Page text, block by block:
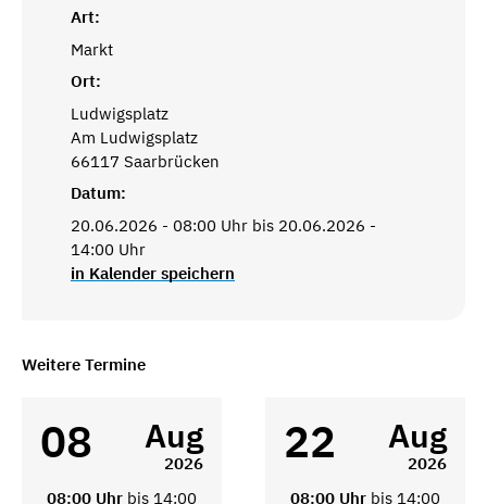
Art:
Markt
Ort:
Ludwigsplatz
Am Ludwigsplatz
66117 Saarbrücken
Datum:
20.06.2026 - 08:00 Uhr bis 20.06.2026 -
14:00 Uhr
in Kalender speichern
Weitere Termine
08 Aug
2026
08:00 Uhr bis 14:00
22 Aug
2026
08:00 Uhr bis 14:00